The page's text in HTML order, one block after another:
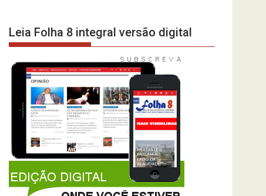
Leia Folha 8 integral versão digital